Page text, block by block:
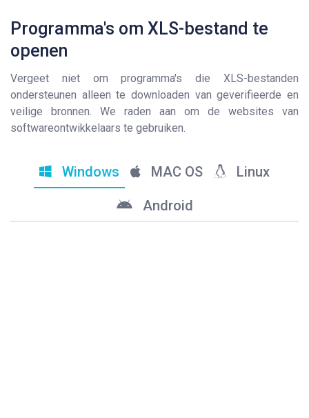
Programma's om XLS-bestand te
openen
Vergeet niet om programma's die XLS-bestanden
ondersteunen alleen te downloaden van geverifieerde en
veilige bronnen. We raden aan om de websites van
softwareontwikkelaars te gebruiken.
Windows MAC OS Linux
Android